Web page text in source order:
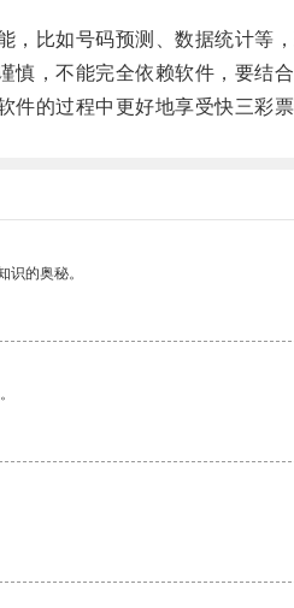
比如号码预测、数据统计等，
，不能完全依赖软件，要结合
的过程中更好地享受快三彩票
识的奥秘。